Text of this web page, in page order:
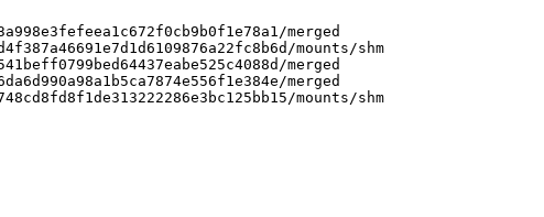
merged
mounts/shm
merged
merged
mounts/shm